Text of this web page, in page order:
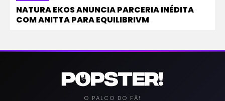
NATURA EKOS ANUNCIA PARCERIA INÉDITA
COM ANITTA PARA EQUILIBRIVM
O PALCO DO FÃ!